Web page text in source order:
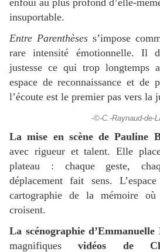
enfoui au plus profond d’elle-
insuportable.
Entre Parenthèses s’impose
rare intensité émotionnelle. Il
justesse ce qui trop
espace de reconnaissance et de
l’écoute est le premier pas vers la
-©-C.-Raynaud-de-
La mise en scène de Pauline
avec rigueur et talent. Elle
plateau : chaque geste,
déplacement fait sens.
cartographie de la mémoire
croisent.
La scénographie d’Emmanuelle
magnifiquesvidéos de